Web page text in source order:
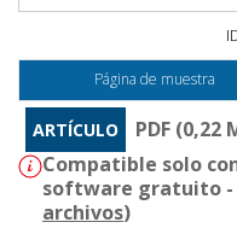
Página de muestra
ARTÍCULO
PDF (0,22
Compatible solo
software gratuito -
archivos)